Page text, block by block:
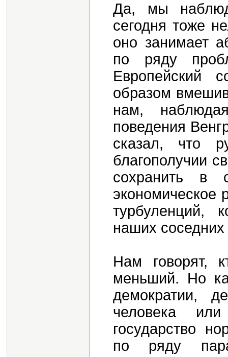
Да, мы
сегодня тоже
оно занимает
по ряду
Европейский
образом
нам,
поведения
сказал, что
благополучии
сохранить в
экономическое
турбуленций,
наших соседних
Нам говорят,
меньший. Но
демократии,
человека
государство
по ряду